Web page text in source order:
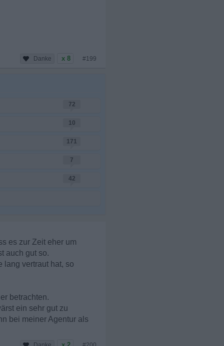
x 8 #199
72
10
171
7
42
es zur Zeit eher um
auch gut so.
lang vertraut hat, so
betrachten.
ein sehr gut zu
bei meiner Agentur als